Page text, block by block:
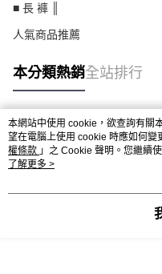
■ 長 褲 ║
人氣商品推薦
本分類熱銷全站排行
熱門標籤
本網站中使用 cookie，欲查詢有關
望在電腦上使用 cookie 時應如何變
權條款 」之 Cookie 聲明。您繼續
用條款之 Cookie 聲明使用 cookie。
了解更多 >